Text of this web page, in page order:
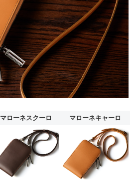
マローネスクーロ マローネキャーロ